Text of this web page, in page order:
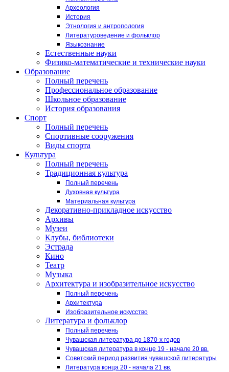
Археология
История
Этнология и антропология
Литературоведение и фольклор
Языкознание
Естественные науки
Физико-математические и технические науки
Образование
Полный перечень
Профессиональное образование
Школьное образование
История образования
Спорт
Полный перечень
Спортивные сооружения
Виды спорта
Культура
Полный перечень
Традиционная культура
Полный перечень
Духовная культура
Материальная культура
Декоративно-прикладное искусство
Архивы
Музеи
Клубы, библиотеки
Эстрада
Кино
Театр
Музыка
Архитектура и изобразительное искусство
Полный перечень
Архитектура
Изобразительное искусство
Литература и фольклор
Полный перечень
Чувашская литература до 1870-х годов
Чувашская литература в конце 19 - начале 20 вв.
Советский период развития чувашской литературы
Литература конца 20 - начала 21 вв.